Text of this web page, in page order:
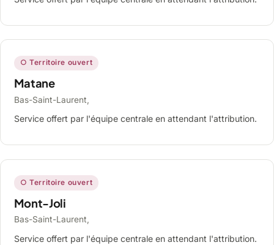
○ Territoire ouvert
Matane
Bas-Saint-Laurent,
Service offert par l'équipe centrale en attendant l'attribution.
○ Territoire ouvert
Mont-Joli
Bas-Saint-Laurent,
Service offert par l'équipe centrale en attendant l'attribution.